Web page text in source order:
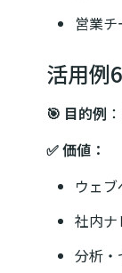
営業チ
活用例
🎯 目的例
✅ 価値：
ウェ
社内ナ
分析・